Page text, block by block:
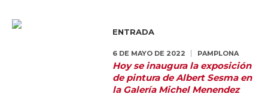
ENTRADA
6 DE MAYO DE 2022 PAMPLONA
Hoy se inaugura la exposición
de pintura de Albert Sesma en
la Galería Michel Menendez